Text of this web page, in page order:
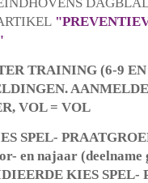
TRAINING (6-9
VOL = VOL
SPEL-
en najaar
KIES SPEL-